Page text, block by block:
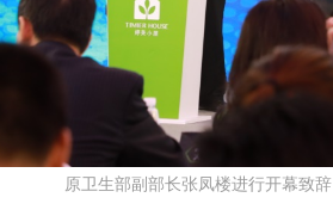
原卫生部副部长张凤楼进行开幕致辞